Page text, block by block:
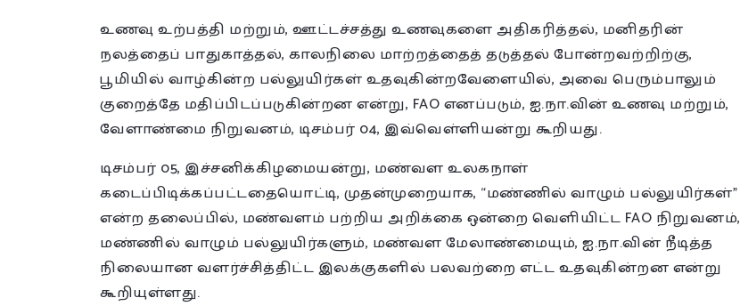
உணவு உற்பத்தி மற்றும், ஊட்டச்சத்து உணவுகளை அதிகரித்தல், மனிதரின்
நலத்தைப் பாதுகாத்தல், காலநிலை மாற்றத்தைத் தடுத்தல் போன்றவற்றிற்கு,
பூமியில் வாழ்கின்ற பல்லுயிர்கள் உதவுகின்றவேளையில், அவை பெரும்பாலும்
குறைத்தே மதிப்பிடப்படுகின்றன என்று, FAO எனப்படும், ஐ.நா.வின் உணவு மற்றும்,
வேளாண்மை நிறுவனம், டிசம்பர் 04, இவ்வெள்ளியன்று கூறியது.
டிசம்பர் 05, இச்சனிக்கிழமையன்று, மண்வள உலகநாள்
கடைப்பிடிக்கப்பட்டதையொட்டி, முதன்முறையாக, “மண்ணில் வாழும் பல்லுயிர்கள்”
என்ற தலைப்பில், மண்வளம் பற்றிய அறிக்கை ஒன்றை வெளியிட்ட FAO நிறுவனம்,
மண்ணில் வாழும் பல்லுயிர்களும், மண்வள மேலாண்மையும், ஐ.நா.வின் நீடித்த
நிலையான வளர்ச்சித்திட்ட இலக்குகளில் பலவற்றை எட்ட உதவுகின்றன என்று
கூறியுள்ளது.